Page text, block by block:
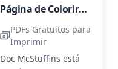
Página de Colorir Halloween da Doc McStuffins
PDFs Gratuitos para
Imprimir
Doc McStuffins está